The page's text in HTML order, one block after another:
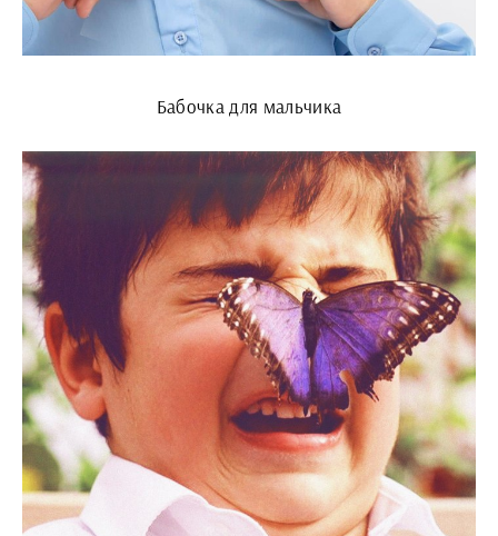
Бабочка для мальчика